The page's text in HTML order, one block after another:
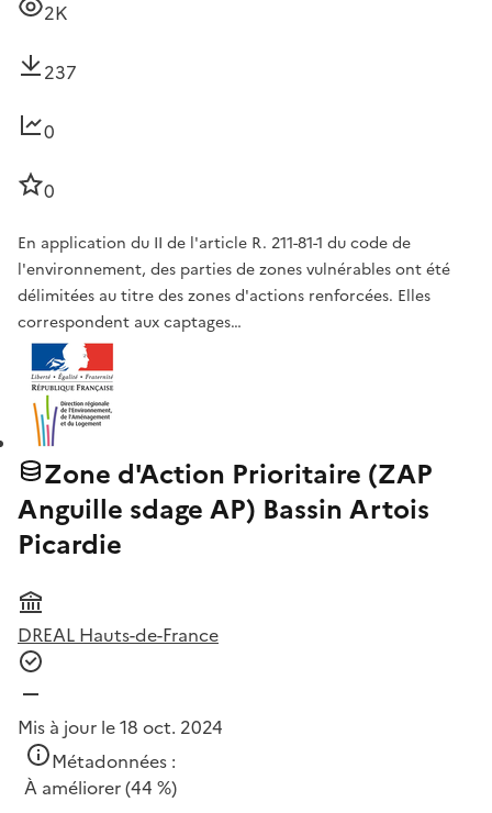
2K
237
0
0
En application du II de l'article R. 211-81-1 du code de
l'environnement, des parties de zones vulnérables ont été
délimitées au titre des zones d'actions renforcées. Elles
correspondent aux captages…
Zone d'Action Prioritaire (ZAP
Anguille sdage AP) Bassin Artois
Picardie
DREAL Hauts-de-France
Mis à jour le 18 oct. 2024
Métadonnées :
À améliorer(44 %)